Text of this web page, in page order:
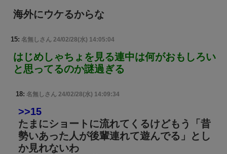
海外にウケるからな
15: 名無しさん 24/02/28(水) 14:05:04
はじめしゃちょを見る連中は何がおもしろい
と思ってるのか謎過ぎる
18: 名無しさん 24/02/28(水) 14:09:34
>>15
たまにショートに流れてくるけどもう「昔
勢いあった人が後輩連れて遊んでる」とし
か見れないわ